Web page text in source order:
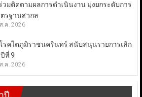
มติดตามผลการดำเนินงาน มุ่งยกระดับการ
รฐานสากล
.ค. 2026
รคไตภูมิราชนครินทร์ สนับสนุนรายการเลิก
ที่ 9
.ค. 2026
ปี